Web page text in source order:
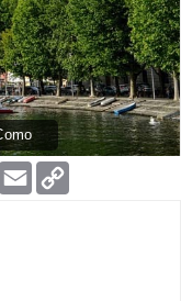
Message
Email